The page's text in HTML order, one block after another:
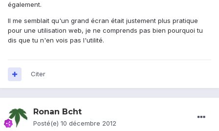
également.
Il me semblait qu'un grand écran était justement plus pratique
pour une utilisation web, je ne comprends pas bien pourquoi tu
dis que tu n'en vois pas l'utilité.
Citer
Ronan Bcht
Posté(e) 10 décembre 2012